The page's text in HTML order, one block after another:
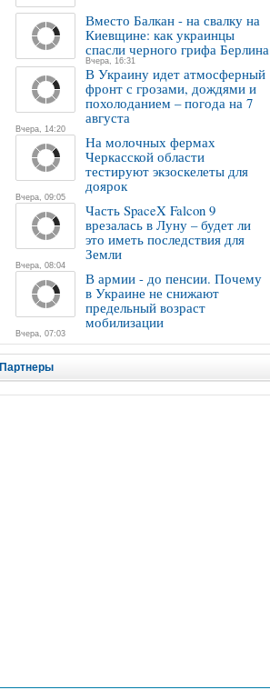
Вместо Балкан - на свалку на
Киевщине: как украинцы
спасли черного грифа Берлина
Вчера, 16:31
В Украину идет атмосферный
фронт с грозами, дождями и
похолоданием – погода на 7
августа
Вчера, 14:20
На молочных фермах
Черкасской области
тестируют экзоскелеты для
доярок
Вчера, 09:05
Часть SpaceX Falcon 9
врезалась в Луну – будет ли
это иметь последствия для
Земли
Вчера, 08:04
В армии - до пенсии. Почему
в Украине не снижают
предельный возраст
мобилизации
Вчера, 07:03
Партнеры